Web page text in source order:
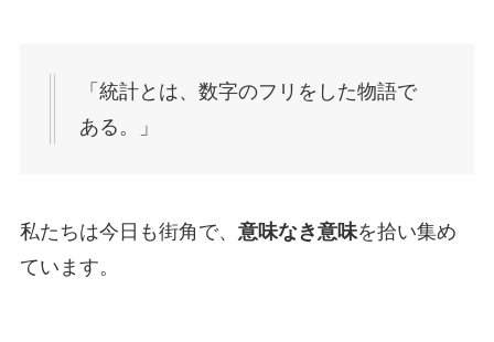
「統計とは、数字のフリをした物語で
ある。」
私たちは今日も街角で、 意味なき意味を拾い集め
ています。